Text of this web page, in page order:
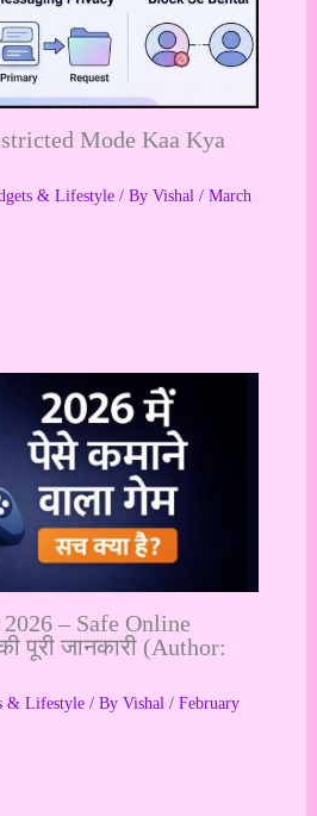
Mode Kaa Kya
& Lifestyle/ By Vishal / March
– Safe Online
पूरी जानकारी (Author:
& Lifestyle/ By Vishal / February